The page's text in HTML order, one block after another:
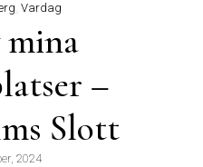
Vardag
mina
–
Slott
2024